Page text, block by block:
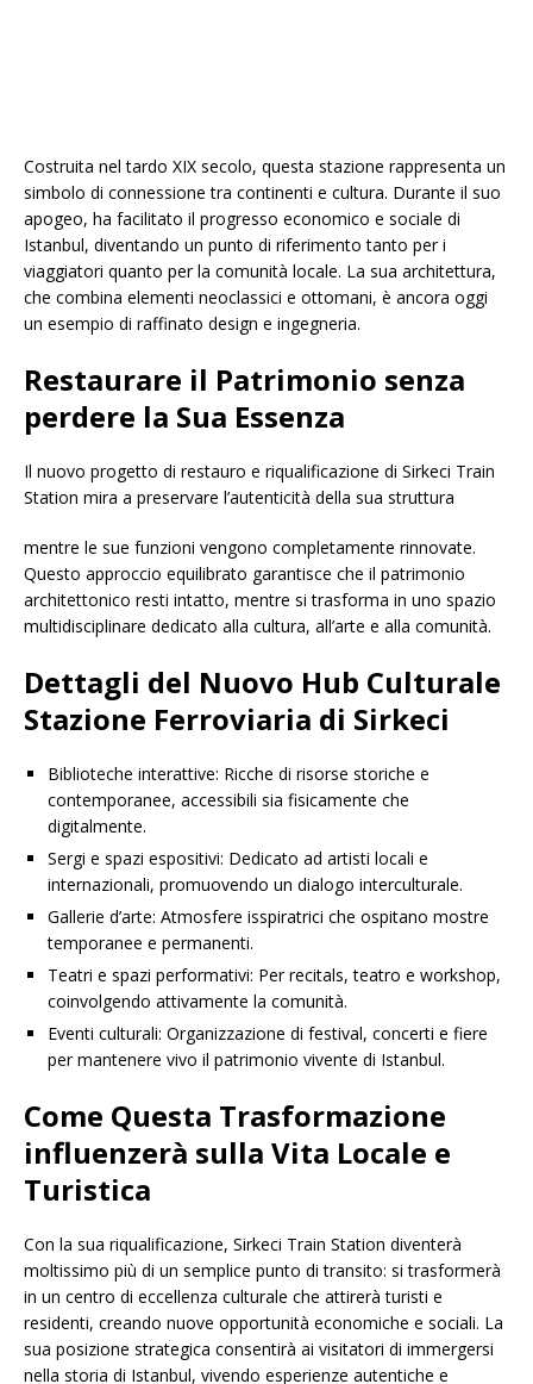
Costruita nel tardo XIX secolo, questa stazione rappresenta un
simbolo di connessione tra continenti e cultura. Durante il suo
apogeo, ha facilitato il progresso economico e sociale di
Istanbul, diventando un punto di riferimento tanto per i
viaggiatori quanto per la comunità locale. La sua architettura,
che combina elementi neoclassici e ottomani, è ancora oggi
un esempio di raffinato design e ingegneria.
Restaurare il Patrimonio senza
perdere la Sua Essenza
Il nuovo progetto di restauro e riqualificazione di Sirkeci Train
Station mira a preservare l’autenticità della sua struttura
mentre le sue funzioni vengono completamente rinnovate.
Questo approccio equilibrato garantisce che il patrimonio
architettonico resti intatto, mentre si trasforma in uno spazio
multidisciplinare dedicato alla cultura, all’arte e alla comunità.
Dettagli del Nuovo Hub Culturale
Stazione Ferroviaria di Sirkeci
Biblioteche interattive: Ricche di risorse storiche e
contemporanee, accessibili sia fisicamente che
digitalmente.
Sergi e spazi espositivi: Dedicato ad artisti locali e
internazionali, promuovendo un dialogo interculturale.
Gallerie d’arte: Atmosfere isspiratrici che ospitano mostre
temporanee e permanenti.
Teatri e spazi performativi: Per recitals, teatro e workshop,
coinvolgendo attivamente la comunità.
Eventi culturali: Organizzazione di festival, concerti e fiere
per mantenere vivo il patrimonio vivente di Istanbul.
Come Questa Trasformazione
influenzerà sulla Vita Locale e
Turistica
Con la sua riqualificazione, Sirkeci Train Station diventerà
moltissimo più di un semplice punto di transito: si trasformerà
in un centro di eccellenza culturale che attirerà turisti e
residenti, creando nuove opportunità economiche e sociali. La
sua posizione strategica consentirà ai visitatori di immergersi
nella storia di Istanbul, vivendo esperienze autentiche e